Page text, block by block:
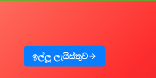
ඉල්ලූ ලැයිස්තුව